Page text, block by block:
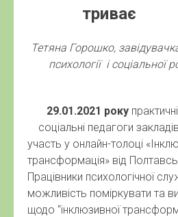
триває
Тетяна Горошко,
психології і соціальної
29.01.2021 року
соціальні педагоги
участь у онлайн-толоці
трансформація» від
Працівники психологічної
можливість поміркувати та
щодо “інклюзивної